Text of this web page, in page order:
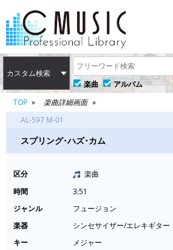
カスタム検索
楽曲
アルバム
TOP
楽曲詳細画面
AL-597 M-01
スプリング･ハズ･カム
区分
楽曲
時間
3:51
ジャンル
フュージョン
楽器
シンセサイザー/エレキギター
キー
メジャー